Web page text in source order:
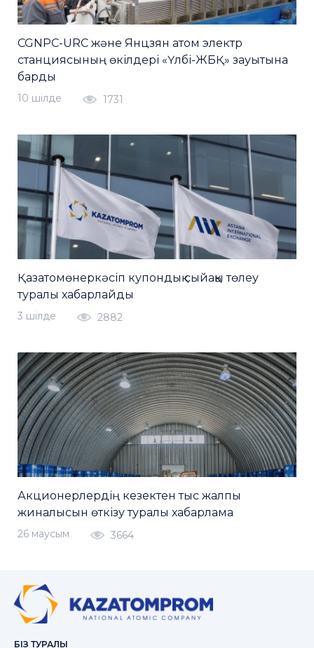
CGNPC-URC және Янцзян атом электр
станциясының өкілдері «Үлбі-ЖБҚ» зауытына
барды
10 шiлде 1731
Қазатомөнеркәсіп купондық сыйақы төлеу
туралы хабарлайды
3 шiлде 2882
Акционерлердің кезектен тыс жалпы
жиналысын өткізу туралы хабарлама
26 маусым 3664
БІЗ ТУРАЛЫ